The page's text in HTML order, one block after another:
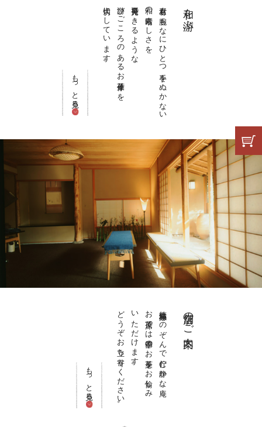
和を游ぶ
素材も腕もなにひとつ手をぬかない
和の素晴らしさを
再発見できるような
游びごころのあるお菓子作りを
大切にしています。
もっと見る
店舗のご案内
徳島城跡をのぞんで佇む静かな庵。
お茶席では季節のお菓子をお愉しみ
いただけます。
どうぞお立ち寄りください。
もっと見る